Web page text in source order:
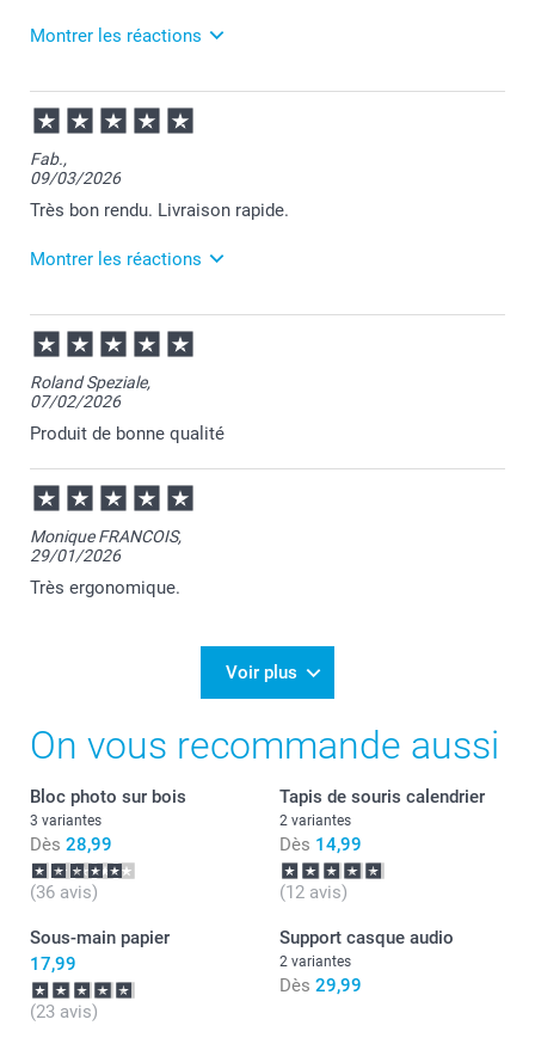
Montrer les réactions
07/07/2026
11:38
Bonjour Alina,
Merci pour votre commande et je suis contente
d'apprendre votre satisfaction.
Nous restons à votre écoute et je vous souhaite une
belle journée.
Cordialement,
Fab.,
09/03/2026
Très bon rendu. Livraison rapide.
Montrer les réactions
10/03/2026
10:26
Bonjour Fabrice,
Je vous remercie pour votre commande et pour
votre appréciation positive.
Au plaisir de vous retrouver sur Smartphoto.
Passez une belle journée.
Cordialement,
Florence@smartphoto
Roland Speziale,
07/02/2026
Produit de bonne qualité
Monique FRANCOIS,
29/01/2026
Très ergonomique.
Voir plus
On vous recommande aussi
Bloc photo sur bois
3 variantes
Dès 28,99
(36 avis)
Tapis de souris calendrier
2 variantes
Dès 14,99
(12 avis)
Sous-main papier
17,99
(23 avis)
Support casque audio
2 variantes
Dès 29,99